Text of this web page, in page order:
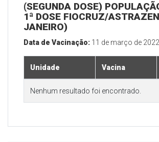
(SEGUNDA DOSE)
1ª DOSE FIOCRUZ/
JANEIRO)
Data de Vacinação: 11 de março de 2022
Unidade Vacina
Nenhum resultado foi encontrado.